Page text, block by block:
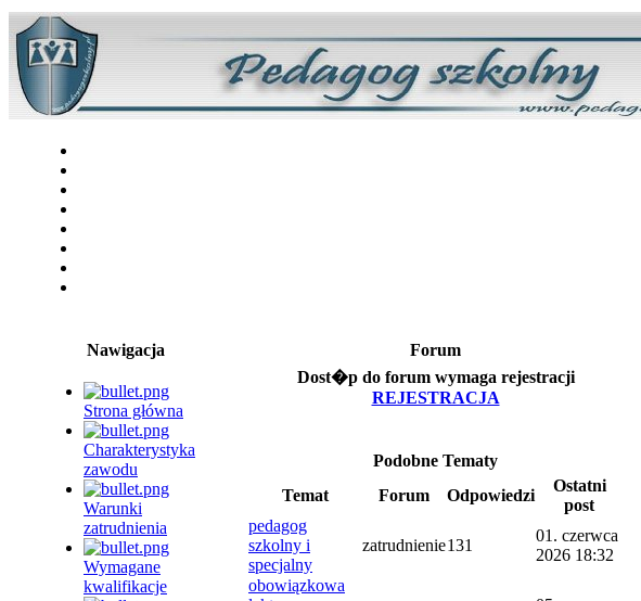
Nawigacja
Strona główna
Charakterystyka
zawodu
Warunki
zatrudnienia
Wymagane
kwalifikacje
Forum
Dost�p do forum wymaga rejestracji
REJESTRACJA
Podobne Tematy
Temat
Forum Odpowiedzi
Ostatni
post
pedagog
szkolny i
specjalny
zatrudnienie131
01. czerwca
2026 18:32
obowiązkowa